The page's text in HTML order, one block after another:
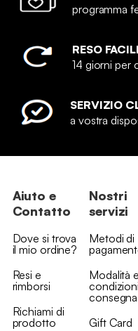
programma
RESO
14 giorni per
SERVIZIO
a vostra
Aiuto e
Contatto
Dove si trova
il mio ordine?
Resi e
rimborsi
Richiami di
prodotto
Nostri
servizi
Metodi di
Modalità e
consegna
Gift Card